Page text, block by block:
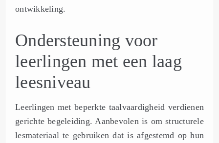
ontwikkeling.
Ondersteuning voor
leerlingen met een laag
leesniveau
Leerlingen met beperkte taalvaardigheid verdienen
gerichte begeleiding. Aanbevolen is om structurele
lesmateriaal te gebruiken dat is afgestemd op hun